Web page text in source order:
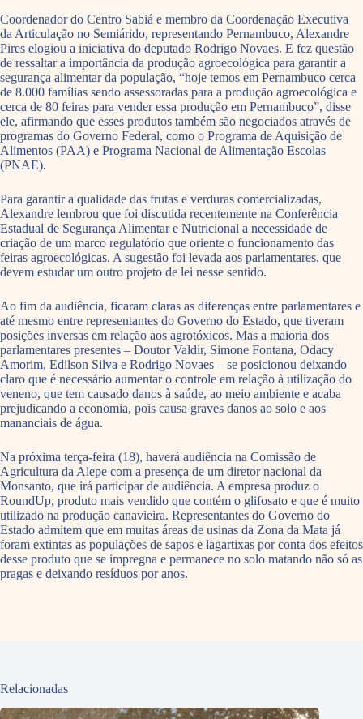
Coordenador do Centro Sabiá e membro da Coordenação Executiva
da Articulação no Semiárido, representando Pernambuco, Alexandre
Pires elogiou a iniciativa do deputado Rodrigo Novaes. E fez questão
de ressaltar a importância da produção agroecológica para garantir a
segurança alimentar da população, “hoje temos em Pernambuco cerca
de 8.000 famílias sendo assessoradas para a produção agroecológica e
cerca de 80 feiras para vender essa produção em Pernambuco”, disse
ele, afirmando que esses produtos também são negociados através de
programas do Governo Federal, como o Programa de Aquisição de
Alimentos (PAA) e Programa Nacional de Alimentação Escolas
(PNAE).
Para garantir a qualidade das frutas e verduras comercializadas,
Alexandre lembrou que foi discutida recentemente na Conferência
Estadual de Segurança Alimentar e Nutricional a necessidade de
criação de um marco regulatório que oriente o funcionamento das
feiras agroecológicas. A sugestão foi levada aos parlamentares, que
devem estudar um outro projeto de lei nesse sentido.
Ao fim da audiência, ficaram claras as diferenças entre parlamentares e
até mesmo entre representantes do Governo do Estado, que tiveram
posições inversas em relação aos agrotóxicos. Mas a maioria dos
parlamentares presentes – Doutor Valdir, Simone Fontana, Odacy
Amorim, Edilson Silva e Rodrigo Novaes – se posicionou deixando
claro que é necessário aumentar o controle em relação à utilização do
veneno, que tem causado danos à saúde, ao meio ambiente e acaba
prejudicando a economia, pois causa graves danos ao solo e aos
mananciais de água.
Na próxima terça-feira (18), haverá audiência na Comissão de
Agricultura da Alepe com a presença de um diretor nacional da
Monsanto, que irá participar de audiência. A empresa produz o
RoundUp, produto mais vendido que contém o glifosato e que é muito
utilizado na produção canavieira. Representantes do Governo do
Estado admitem que em muitas áreas de usinas da Zona da Mata já
foram extintas as populações de sapos e lagartixas por conta dos efeitos
desse produto que se impregna e permanece no solo matando não só as
pragas e deixando resíduos por anos.
Relacionadas